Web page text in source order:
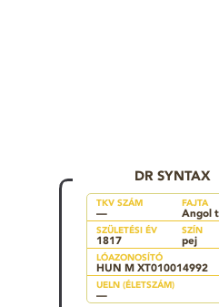
DR SYNTAX
TKV SZÁM
—
FAJTA
Angol
SZÜLETÉSI ÉV
1817
SZÍN
pej
LÓAZONOSÍTÓ
HUN M XT010014992
UELN (ÉLETSZÁM)
—